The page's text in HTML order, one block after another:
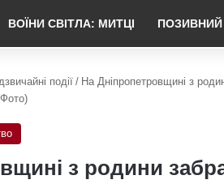
ВОЇНИ СВІТЛА: МИТЦІ ПОЗИВНИЙ
події / На Дніпропетровщині з
з родини